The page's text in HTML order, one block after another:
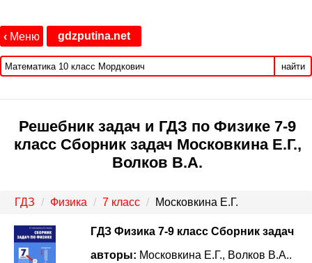
‹ Меню gdzputina.net
найти
Решебник задач и ГДЗ по Физике 7‐9
класс Сборник задач Московкина Е.Г.,
Волков В.А.
ГДЗ Физика 7 класс Московкина Е.Г.
ГДЗ Физика 7-9 класс Сборник задач
авторы: Московкина Е.Г., Волков В.А..